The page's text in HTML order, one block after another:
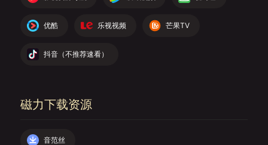
优酷 乐视视频 芒果TV
抖音（不推荐速看）
磁力下载资源
音范丝